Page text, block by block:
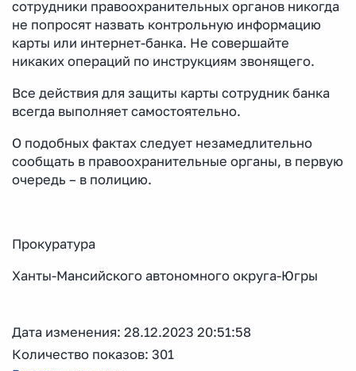
сотрудники правоохранительных органов никогда
не попросят назвать контрольную информацию
карты или интернет-банка. Не совершайте
никаких операций по инструкциям звонящего.
Все действия для защиты карты сотрудник банка
всегда выполняет самостоятельно.
О подобных фактах следует незамедлительно
сообщать в правоохранительные органы, в первую
очередь – в полицию.
Прокуратура
Ханты-Мансийского автономного округа-Югры
Дата изменения: 28.12.2023 20:51:58
Количество показов: 301